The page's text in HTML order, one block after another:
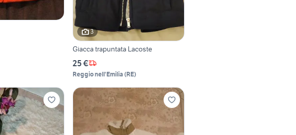
3
Giacca trapuntata Lacoste
25 €
Reggio nell'Emilia (RE)